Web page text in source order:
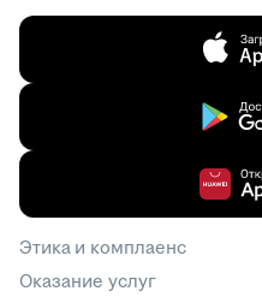
Этика и комплаенс
Оказание услуг